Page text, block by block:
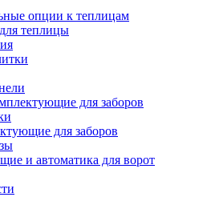
опции к теплицам
теплицы
для заборов
для заборов
и автоматика для ворот